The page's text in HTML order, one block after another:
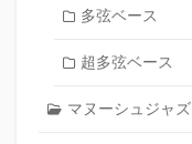
多弦ベース
超多弦ベース
マヌーシュジャズ